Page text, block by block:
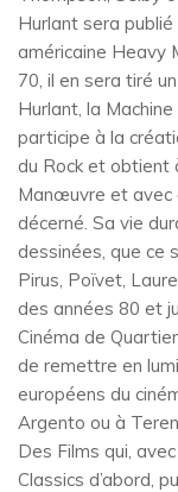
Hurlant sera
américaine Heavy
70, il en sera tiré
Hurlant, la
participe à la
du Rock et obtient
Manœuvre et avec
décerné. Sa vie
dessinées, que ce
Pirus, Poïvet,
des années 80 et
Cinéma de
de remettre en
européens du
Argento ou à
Des Films qui,
Classics d’abord,